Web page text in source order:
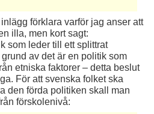
förklara varför jag anser att
illa, men kort sagt:
som leder till ett splittrat
av det är en politik som
etniska faktorer – detta beslut
För att svenska folket ska
den förda politiken skall man
förskolenivå: